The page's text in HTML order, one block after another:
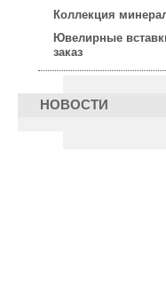
Коллекция
Ювелирные
заказ
НОВОСТИ